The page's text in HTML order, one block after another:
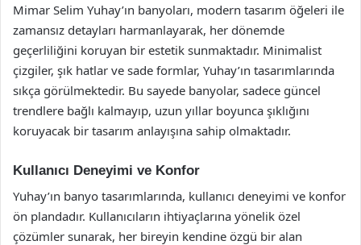
Mimar Selim Yuhay’ın banyoları, modern tasarım öğeleri ile
zamansız detayları harmanlayarak, her dönemde
geçerliliğini koruyan bir estetik sunmaktadır. Minimalist
çizgiler, şık hatlar ve sade formlar, Yuhay’ın tasarımlarında
sıkça görülmektedir. Bu sayede banyolar, sadece güncel
trendlere bağlı kalmayıp, uzun yıllar boyunca şıklığını
koruyacak bir tasarım anlayışına sahip olmaktadır.
Kullanıcı Deneyimi ve Konfor
Yuhay’ın banyo tasarımlarında, kullanıcı deneyimi ve konfor
ön plandadır. Kullanıcıların ihtiyaçlarına yönelik özel
çözümler sunarak, her bireyin kendine özgü bir alan